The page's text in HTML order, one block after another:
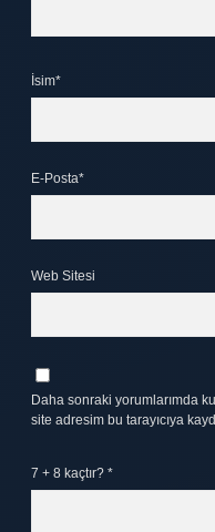
İsim*
E-Posta*
Web Sitesi
Daha sonraki yorumlarımda
site adresim bu tarayıcıya
7 + 8 kaçtır? *